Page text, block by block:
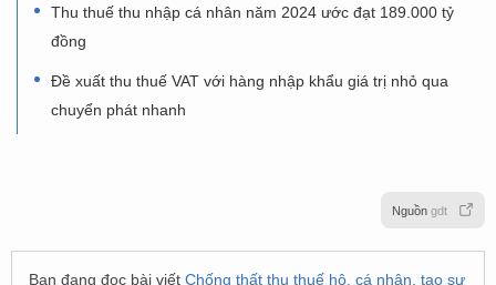
Thu thuế thu nhập cá nhân năm 2024 ước đạt 189.000 tỷ
đồng
Đề xuất thu thuế VAT với hàng nhập khẩu giá trị nhỏ qua
chuyển phát nhanh
Nguồn gdt
Bạn đang đọc bài viết Chống thất thu thuế hộ, cá nhân, tạo sự